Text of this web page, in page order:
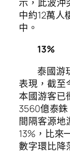
中約12萬人
中。
13%
泰國游
表現，截至
本國游客已
3560億泰
間隔客源地
13%，比來
數字環比降